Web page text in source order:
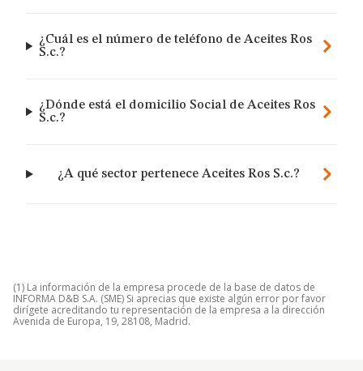
¿Cuál es el número de teléfono de Aceites Ros
S.c.?
¿Dónde está el domicilio Social de Aceites Ros
S.c.?
¿A qué sector pertenece Aceites Ros S.c.?
(1) La información de la empresa procede de la base de datos de
INFORMA D&B S.A. (SME) Si aprecias que existe algún error por favor
dirígete acreditando tu representación de la empresa a la dirección
Avenida de Europa, 19, 28108, Madrid.